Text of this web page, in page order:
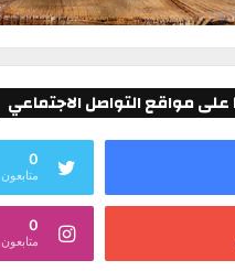
على مواقع التواصل الاجتماعي
0
متابعون
0
متابعون